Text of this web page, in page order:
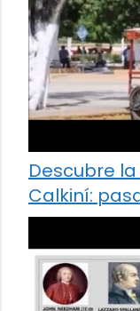
Descubre
Calkiní: